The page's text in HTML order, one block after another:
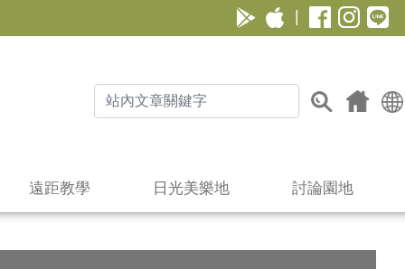
遠距教學 日光美樂地 討論園地